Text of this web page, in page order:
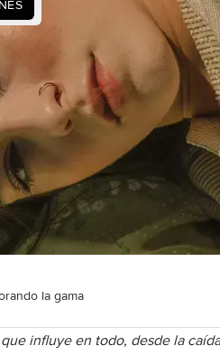
la gama
influye en todo, desde la